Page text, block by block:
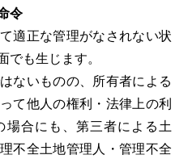
令
適正な管理がなされない状
も生じます。
ないものの、所有者による
て他人の権利・法律上の利
合にも、第三者による土
不全土地管理人・管理不全